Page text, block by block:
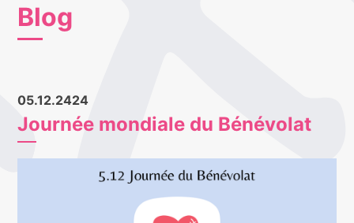
Blog
05.12.2424
Journée mondiale du Bénévolat